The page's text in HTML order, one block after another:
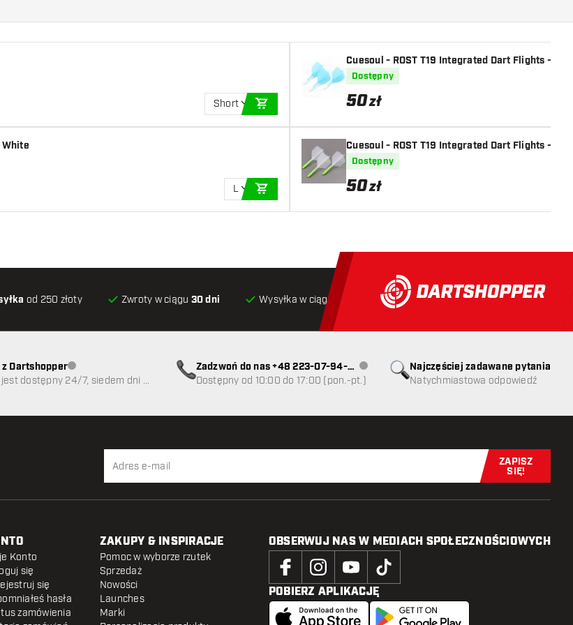
Short
White
L
Cuesoul - ROST T19 Integrated Dart Flights -
Dostępny
50zł
Cuesoul - ROST T19 Integrated Dart Flights -
Dostępny
50zł
od 250 złoty Zwroty w ciągu 30 dni Wysyłka w ciągu 24 godzin Darmowa wysyłka od 250 złoty
Najczęściej zadawane pytania
Natychmiastowa odpowiedź
z DartshopperObsługa klienta niedostępna
jest dostępny 24/7, siedem dni w
Zadzwoń do nas +48 223-07-94-
89
Obsługa klienta niedostępna
Dostępny od 10:00 do 17:00 (pon.-pt.)
Zapisz się
ZAPISZ
SIĘ!
Konto
się
się
hasła
zamówienia
ZAKUPY & INSPIRACJE
Pomoc w wyborze rzutek
Sprzedaż
Nowości
Launches
Marki
OBSERWUJ NAS W MEDIACH SPOŁECZNOŚCIOWYCH
POBIERZ APLIKACJĘ